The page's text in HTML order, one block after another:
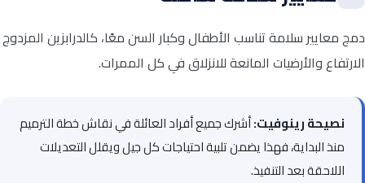
دمج معايير سلامة تناسب الأطفال وكبار السن معًا، كالدرابزين المزدوج
الارتفاع والأرضيات المانعة للانزلاق في كل الممرات.
نصيحة رينوفيت:أشرك جميع أفراد العائلة في نقاش خطة الترميم
منذ البداية، فهذا يضمن تلبية احتياجات كل جيل ويقلل التعديلات
اللاحقة بعد التنفيذ.